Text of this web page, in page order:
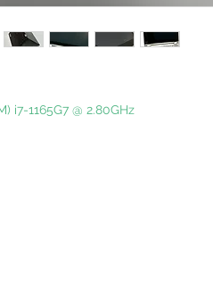
i7-1165G7 @ 2.80GHz